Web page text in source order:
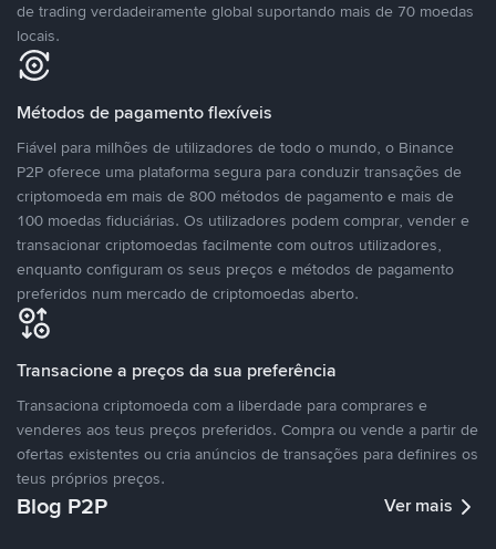
de trading verdadeiramente global suportando mais de 70 moedas
locais.
Métodos de pagamento flexíveis
Fiável para milhões de utilizadores de todo o mundo, o Binance
P2P oferece uma plataforma segura para conduzir transações de
criptomoeda em mais de 800 métodos de pagamento e mais de
100 moedas fiduciárias. Os utilizadores podem comprar, vender e
transacionar criptomoedas facilmente com outros utilizadores,
enquanto configuram os seus preços e métodos de pagamento
preferidos num mercado de criptomoedas aberto.
Transacione a preços da sua preferência
Transaciona criptomoeda com a liberdade para comprares e
venderes aos teus preços preferidos. Compra ou vende a partir de
ofertas existentes ou cria anúncios de transações para definires os
teus próprios preços.
Blog P2P Ver mais